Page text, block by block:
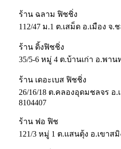
ร้าน ฉลาม ฟิชชิ่ง
112/47 ม.1 ต.เสม็ด อ.เมือง จ.
ร้าน ดิ้งฟิชชิ่ง
35/5-6 หมู่ 4 ต.บ้านเก่า อ.พาน
ร้าน เดอะเบส ฟิชชิ่ง
26/16/18 ต.คลองอุดมชลจร อ.
8104407
ร้าน ฟอ ฟิช
121/3 หมู่ 1 ต.แสนตุ้ง อ.เขาสมิ